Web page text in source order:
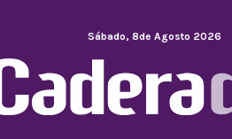
Sábado, 8de Agosto 2026